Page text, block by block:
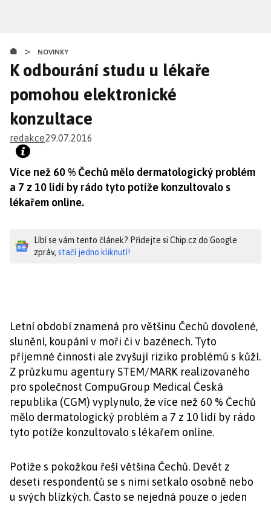
obsahu
> NOVINKY
K odbourání studu u lékaře
pomohou elektronické
konzultace
redakce29.07.2016
Více než 60 % Čechů mělo dermatologický problém
a 7 z 10 lidí by rádo tyto potíže konzultovalo s
lékařem online.
Líbí se vám tento článek? Přidejte si Chip.cz do Google
zpráv, stačí jedno kliknutí!
Letní období znamená pro většinu Čechů dovolené,
slunění, koupání v moři či v bazénech. Tyto
příjemné činnosti ale zvyšují riziko problémů s kůží.
Z průzkumu agentury STEM/MARK realizovaného
pro společnost CompuGroup Medical Česká
republika (CGM) vyplynulo, že více než 60 % Čechů
mělo dermatologický problém a 7 z 10 lidí by rádo
tyto potíže konzultovalo s lékařem online.
Potíže s pokožkou řeší většina Čechů. Devět z
deseti respondentů se s nimi setkalo osobně nebo
u svých blízkých. Často se nejedná pouze o jeden